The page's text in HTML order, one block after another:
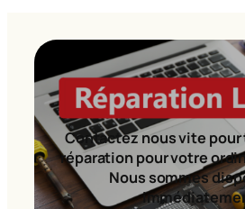
Contactez nous vite
réparation pour votre
Nous sommes